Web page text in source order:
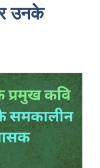
उनके